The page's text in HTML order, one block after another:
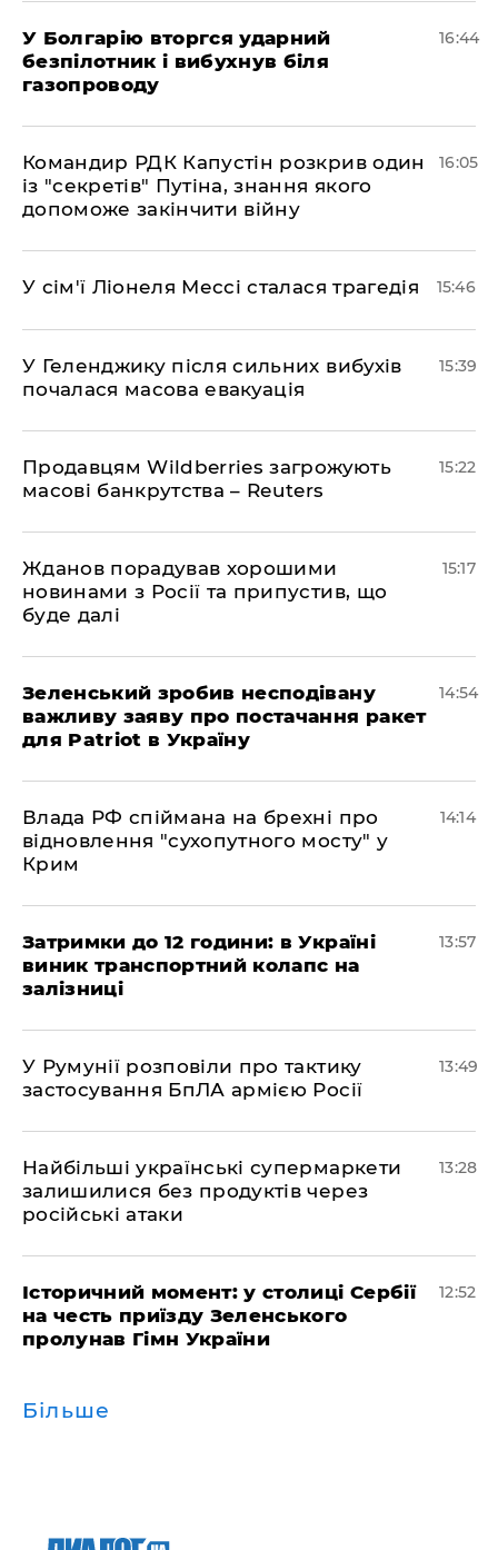
У Болгарію вторгся ударний
безпілотник і вибухнув біля
газопроводу
16:44
Командир РДК Капустін розкрив один
із "секретів" Путіна, знання якого
допоможе закінчити війну
16:05
У сім'ї Ліонеля Мессі сталася трагедія 15:46
У Геленджику після сильних вибухів
почалася масова евакуація
15:39
Продавцям Wildberries загрожують
масові банкрутства – Reuters
15:22
Жданов порадував хорошими
новинами з Росії та припустив, що
буде далі
15:17
Зеленський зробив несподівану
важливу заяву про постачання ракет
для Patriot в Україну
14:54
Влада РФ спіймана на брехні про
відновлення "сухопутного мосту" у
Крим
14:14
Затримки до 12 години: в Україні
виник транспортний колапс на
залізниці
13:57
У Румунії розповіли про тактику
застосування БпЛА армією Росії
13:49
Найбільші українські супермаркети
залишилися без продуктів через
російські атаки
13:28
Історичний момент: у столиці Сербії
на честь приїзду Зеленського
пролунав Гімн України
12:52
Більше